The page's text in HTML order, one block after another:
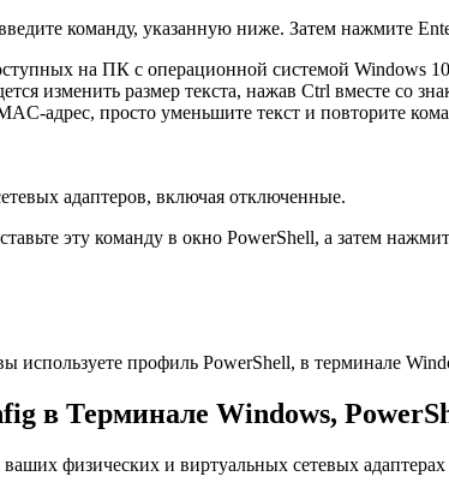
команду, указанную ниже. Затем нажмите
на ПК с операционной системой Windows
изменить размер текста, нажав Ctrl вместе со
адрес, просто уменьшите текст и повторите
адаптеров, включая отключенные.
эту команду в окно PowerShell, а затем
профиль PowerShell, в терминале
в Терминале Windows,
физических и виртуальных сетевых